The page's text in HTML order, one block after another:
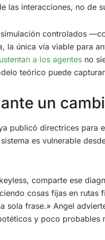
las interacciones, no de
controlados
única vía viable para
a los agentes no
teórico puede
un
publicó directrices para
es vulnerable
comparte ese
cosas fijas en rutas
sola frase.» Angel
y poco